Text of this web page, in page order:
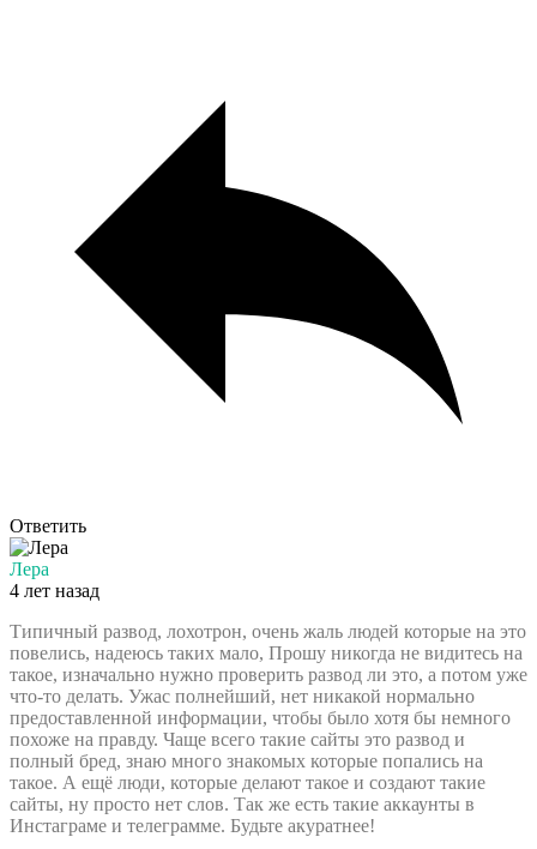
Ответить
Лера
4 лет назад
Типичный развод, лохотрон, очень жаль людей которые на это
повелись, надеюсь таких мало, Прошу никогда не видитесь на
такое, изначально нужно проверить развод ли это, а потом уже
что-то делать. Ужас полнейший, нет никакой нормально
предоставленной информации, чтобы было хотя бы немного
похоже на правду. Чаще всего такие сайты это развод и
полный бред, знаю много знакомых которые попались на
такое. А ещё люди, которые делают такое и создают такие
сайты, ну просто нет слов. Так же есть такие аккаунты в
Инстаграме и телеграмме. Будьте акуратнее!